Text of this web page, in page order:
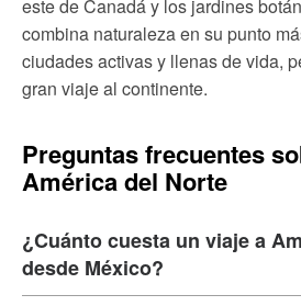
este de Canadá y los jardines
combina naturaleza en su punto
ciudades activas y llenas de vida,
gran viaje al continente.
Preguntas frecuentes
América del Norte
¿Cuánto cuesta un viaje a
desde México?